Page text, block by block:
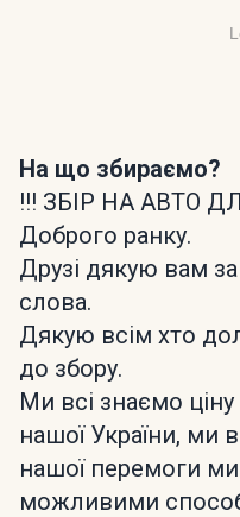
На що збираємо?
!!! ЗБІР НА АВТО
Доброго ранку.
Друзі дякую вам за
слова.
Дякую всім хто
до збору.
Ми всі знаємо ціну
нашої України, ми
нашої перемоги
можливими